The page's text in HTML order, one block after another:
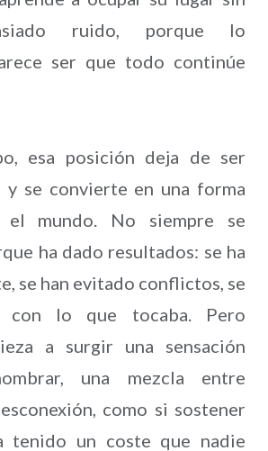
ruido, porque lo
ser que todo continúe
esa posición deja de ser
y se convierte en una forma
mundo. No siempre se
ha dado resultados: se ha
se han evitado conflictos, se
con lo que tocaba. Pero
a surgir una sensación
una mezcla entre
como si sostener
tenido un coste que nadie